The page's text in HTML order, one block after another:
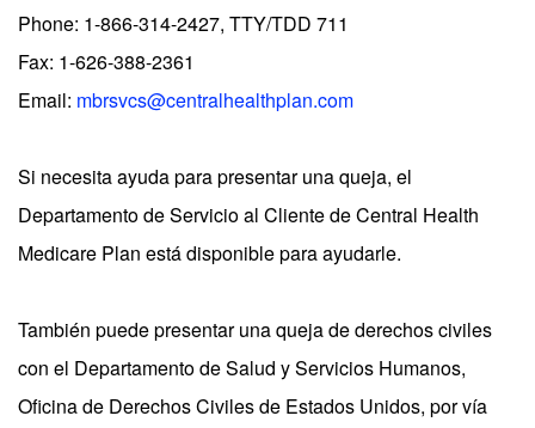
Phone: 1-866-314-2427, TTY/TDD 711
Fax: 1-626-388-2361
Email: mbrsvcs@centralhealthplan.com
Si necesita ayuda para presentar una queja, el
Departamento de Servicio al Cliente de Central Health
Medicare Plan está disponible para ayudarle.
También puede presentar una queja de derechos civiles
con el Departamento de Salud y Servicios Humanos,
Oficina de Derechos Civiles de Estados Unidos, por vía